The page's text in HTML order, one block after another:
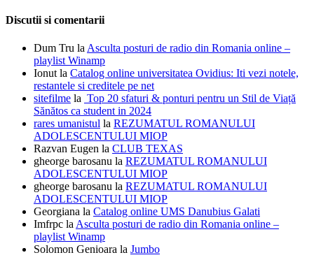
Discutii si comentarii
Dum Tru la Asculta posturi de radio din Romania online –
playlist Winamp
Ionut la Catalog online universitatea Ovidius: Iti vezi notele,
restantele si creditele pe net
sitefilme la Top 20 sfaturi & ponturi pentru un Stil de Viață
Sănătos ca student in 2024
rares umanistul la REZUMATUL ROMANULUI
ADOLESCENTULUI MIOP
Razvan Eugen la CLUB TEXAS
gheorge barosanu la REZUMATUL ROMANULUI
ADOLESCENTULUI MIOP
gheorge barosanu la REZUMATUL ROMANULUI
ADOLESCENTULUI MIOP
Georgiana la Catalog online UMS Danubius Galati
Imfrpc la Asculta posturi de radio din Romania online –
playlist Winamp
Solomon Genioara la Jumbo